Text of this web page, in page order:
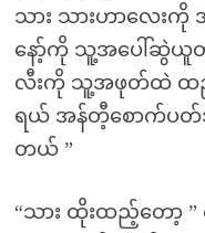
သား သားဟာလေး
နော့်ကို သူ့အပေါ်ဆွဲယူတ
လီးကို သူ့အဖုတ်ထဲ ထည့်
ရယ် အန်တီ့စောက်ပတ်
တယ် ”
“သား ထိုးထည့်တော့ ”